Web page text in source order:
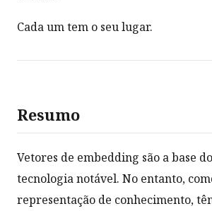
Cada um tem o seu lugar.
Resumo
Vetores de embedding são a base
tecnologia notável. No entanto,
representação de conhecimento,